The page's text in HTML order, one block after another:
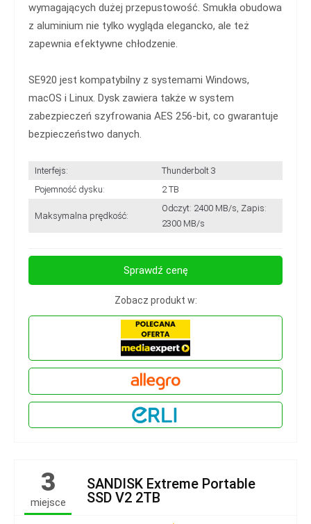
wymagających dużej przepustowość. Smukła obudowa
z aluminium nie tylko wygląda elegancko, ale też
zapewnia efektywne chłodzenie.
SE920 jest kompatybilny z systemami Windows,
macOS i Linux. Dysk zawiera także w system
zabezpieczeń szyfrowania AES 256-bit, co gwarantuje
bezpieczeństwo danych.
Interfejs:
Thunderbolt 3
Pojemność dysku:
2 TB
Maksymalna prędkość:
Odczyt: 2400 MB/s, Zapis:
2300 MB/s
Sprawdź cenę
Zobacz produkt w:
3
miejsce
SANDISK Extreme Portable
SSD V2 2TB